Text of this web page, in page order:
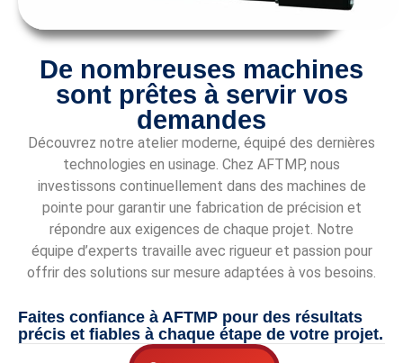
De nombreuses machines
sont prêtes à servir vos
demandes
Découvrez notre atelier moderne, équipé des dernières
technologies en usinage. Chez AFTMP, nous
investissons continuellement dans des machines de
pointe pour garantir une fabrication de précision et
répondre aux exigences de chaque projet. Notre
équipe d’experts travaille avec rigueur et passion pour
offrir des solutions sur mesure adaptées à vos besoins.
Faites confiance à AFTMP pour des résultats
précis et fiables à chaque étape de votre projet.